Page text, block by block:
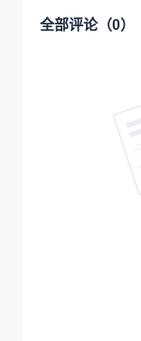
全部评论（0）